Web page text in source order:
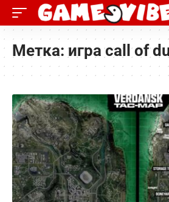
Метка:игра call of